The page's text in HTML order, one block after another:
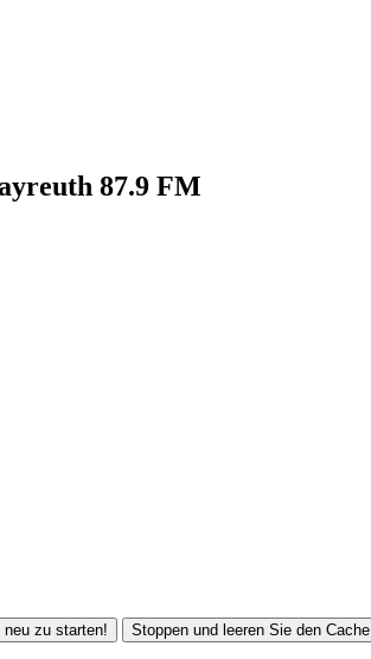
87.9 FM
zu starten! Stoppen und leeren Sie den Cache.